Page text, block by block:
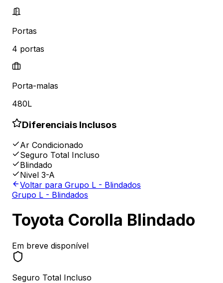
Portas
4 portas
Porta-malas
480L
Diferenciais Inclusos
Ar Condicionado
Seguro Total Incluso
Blindado
Nivel 3-A
Voltar para Grupo L - Blindados
Grupo L - Blindados
Toyota Corolla Blindado
Em breve disponível
Seguro Total Incluso